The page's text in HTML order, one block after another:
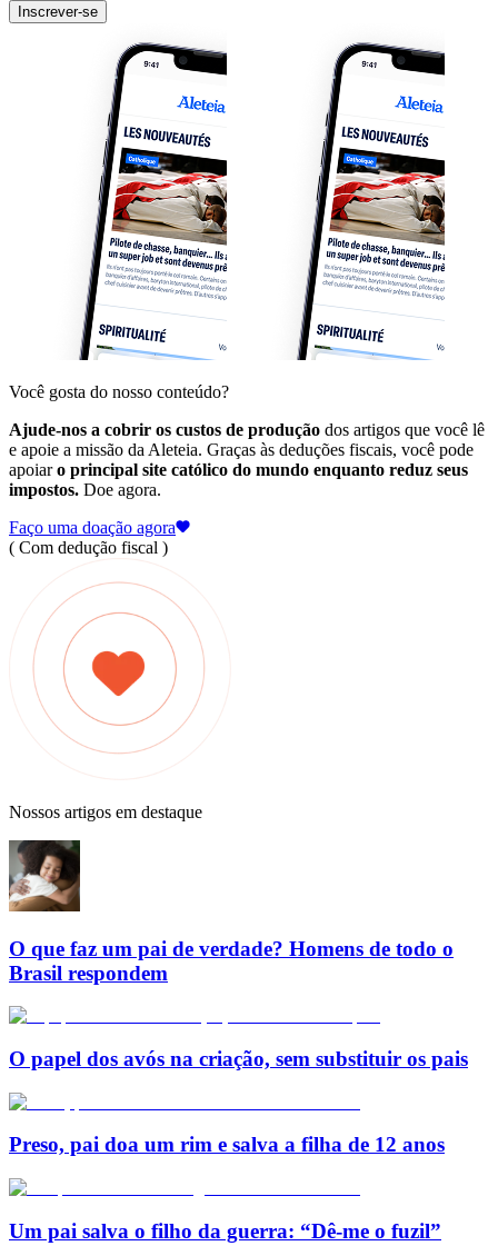
Inscrever-se
Você gosta do nosso conteúdo?
Ajude-nos a cobrir os custos de produção dos artigos que você lê
e apoie a missão da Aleteia. Graças às deduções fiscais, você pode
apoiaro principal site católico do mundo enquanto reduz seus
impostos. Doe agora.
Faço uma doação agora
( Com dedução fiscal )
Nossos artigos em destaque
O que faz um pai de verdade? Homens de todo o
Brasil respondem
O papel dos avós na criação, sem substituir os pais
Preso, pai doa um rim e salva a filha de 12 anos
Um pai salva o filho da guerra: “Dê-me o fuzil”